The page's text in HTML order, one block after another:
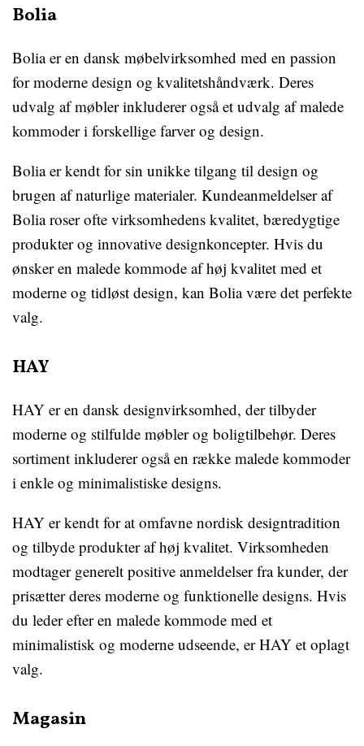
Bolia
Bolia er en dansk møbelvirksomhed med en passion
for moderne design og kvalitetshåndværk. Deres
udvalg af møbler inkluderer også et udvalg af malede
kommoder i forskellige farver og design.
Bolia er kendt for sin unikke tilgang til design og
brugen af naturlige materialer. Kundeanmeldelser af
Bolia roser ofte virksomhedens kvalitet, bæredygtige
produkter og innovative designkoncepter. Hvis du
ønsker en malede kommode af høj kvalitet med et
moderne og tidløst design, kan Bolia være det perfekte
valg.
HAY
HAY er en dansk designvirksomhed, der tilbyder
moderne og stilfulde møbler og boligtilbehør. Deres
sortiment inkluderer også en række malede kommoder
i enkle og minimalistiske designs.
HAY er kendt for at omfavne nordisk designtradition
og tilbyde produkter af høj kvalitet. Virksomheden
modtager generelt positive anmeldelser fra kunder, der
prisætter deres moderne og funktionelle designs. Hvis
du leder efter en malede kommode med et
minimalistisk og moderne udseende, er HAY et oplagt
valg.
Magasin